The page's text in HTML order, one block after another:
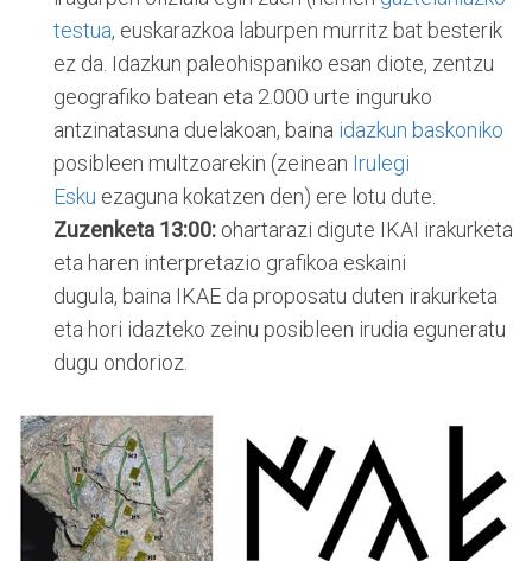
testua, euskarazkoa laburpen murritz bat besterik
ez da. Idazkun paleohispaniko esan diote, zentzu
geografiko batean eta 2.000 urte inguruko
antzinatasuna duelakoan, baina idazkun baskoniko
posibleen multzoarekin (zeinean Irulegi
Esku ezaguna kokatzen den) ere lotu dute.
Zuzenketa 13:00: ohartarazi digute IKAI irakurketa
eta haren interpretazio grafikoa eskaini
dugula, baina IKAE da proposatu duten irakurketa
eta hori idazteko zeinu posibleen irudia eguneratu
dugu ondorioz.